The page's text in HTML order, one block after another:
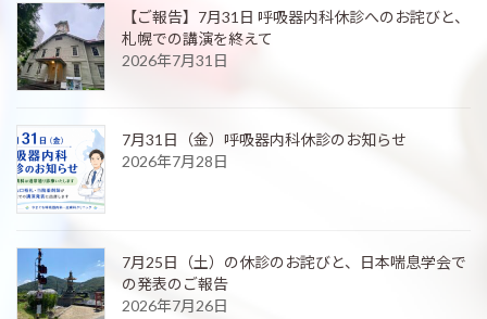
【ご報告】7月31日 呼吸器内科休診へのお詫びと、
札幌での講演を終えて
2026年7月31日
7月31日（金）呼吸器内科休診のお知らせ
2026年7月28日
7月25日（土）の休診のお詫びと、日本喘息学会で
の発表のご報告
2026年7月26日